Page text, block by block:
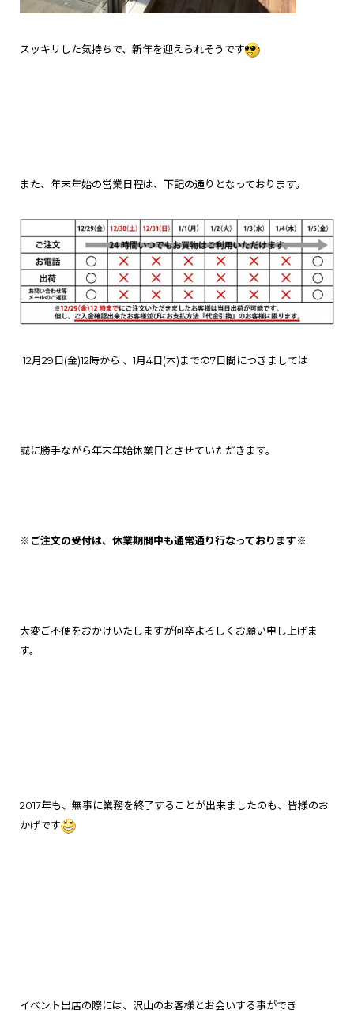
スッキリした気持ちで、新年を迎えられそうです
また、年末年始の営業日程は、下記の通りとなっております。
12月29日(金)12時から 、1月4日(木)までの7日間につきましては
誠に勝手ながら年末年始休業日とさせていただきます。
※ご注文の受付は、休業期間中も通常通り行なっております※
大変ご不便をおかけいたしますが何卒よろしくお願い申し上げま
す。
2017年も、無事に業務を終了することが出来ましたのも、皆様のお
かげです
イベント出店の際には、沢山のお客様とお会いする事ができ